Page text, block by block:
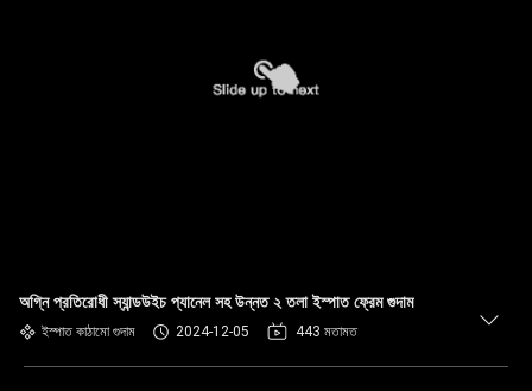
অগ্নি প্রতিরোধী স্যান্ডউইচ প্যানেল সহ উন্নত ২ তলা ইস্পাত ফ্রেম গুদাম
ইস্পাত কাঠামো গুদাম 2024-12-05 443 মতামত